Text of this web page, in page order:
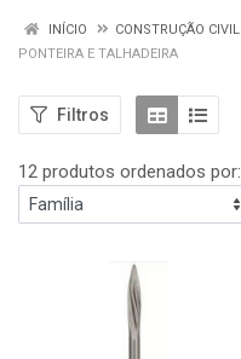
INÍCIO
CONSTRUÇÃO CIVIL
PONTEIRA E TALHADEIRA
Filtros
12 produtos ordenados por: